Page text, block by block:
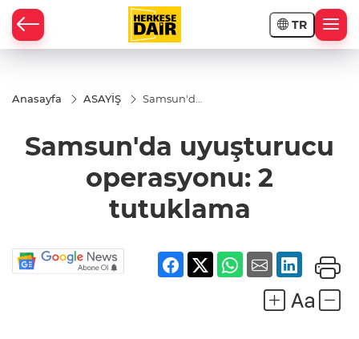
TR
Anasayfa ASAYİŞ
Samsun'da
2 tutuklama
Samsun'da uyuşturucu
operasyonu: 2
tutuklama